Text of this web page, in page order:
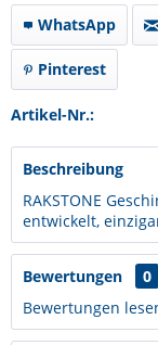
WhatsApp
Pinterest
Artikel-Nr.:
Beschreibung
RAKSTONE
entwickelt,
Bewertungen
0
Bewertungen